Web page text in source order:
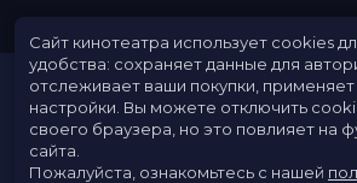
Сайт кинотеатра использует cookies
удобства: сохраняет данные для
отслеживает ваши покупки,
настройки. Вы можете отключить
своего браузера, но это повлияет на
сайта.
Пожалуйста, ознакомьтесь с нашей